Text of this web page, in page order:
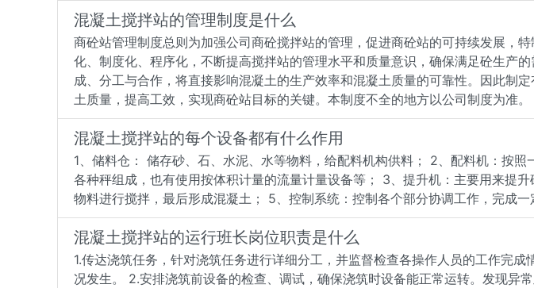
混凝土搅拌站的管理制度是什么
商砼站管理制度总则为加强公司商砼搅拌站的管理，促进商砼站的可持续发展，
化、制度化、程序化，不断提高搅拌站的管理水平和质量意识，确保满足砼生产
成、分工与合作，将直接影响混凝土的生产效率和混凝土质量的可靠性。因此制
土质量，提高工效，实现商砼站目标的关键。本制度不全的地方以公司制度为准。
混凝土搅拌站的每个设备都有什么作用
1、储料仓： 储存砂、石、水泥、水等物料，给配料机构供料； 2、配料机：按照
各种秤组成，也有使用按体积计量的流量计量设备等； 3、提升机：主要用来提
物料进行搅拌，最后形成混凝土； 5、控制系统：控制各个部分协调工作，完成一
混凝土搅拌站的运行班长岗位职责是什么
1.传达浇筑任务，针对浇筑任务进行详细分工，并监督检查各操作人员的工作完
况发生。 2.安排浇筑前设备的检查、调试，确保浇筑时设备能正常运转。发现异